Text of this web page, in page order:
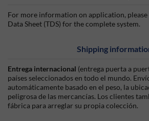
For more information on application,
Data Sheet (TDS) for the complete system.
Shipping
Entrega internacional (entrega puerta a
países seleccionados en todo el mundo.
automáticamente basado en el peso, la
peligrosa de las mercancías. Los clientes
fábrica para arreglar su propia colección.